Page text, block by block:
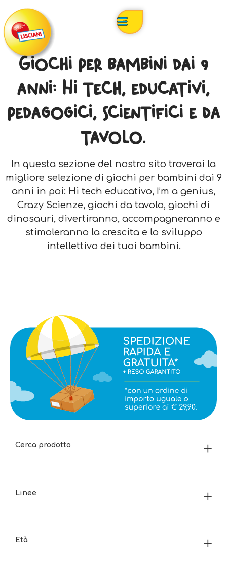
Giochi per bambini dai 9
anni: Hi tech, educativi,
pedagogici, scientifici e da
tavolo.
In questa sezione del nostro sito troverai la
migliore selezione di giochi per bambini dai 9
anni in poi: Hi tech educativo, I’m a genius,
Crazy Scienze, giochi da tavolo, giochi di
dinosauri, divertiranno, accompagneranno e
stimoleranno la crescita e lo sviluppo
intellettivo dei tuoi bambini.
Cerca prodotto
Linee
Età